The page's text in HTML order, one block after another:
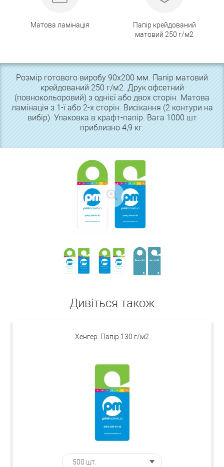
Матова ламінація
Папір крейдований
матовий 250 г/м2
Розмір готового виробу 90х200 мм. Папір матовий
крейдований 250 г/м2. Друк офсетний
(повнокольоровий) з однієї або двох сторін. Матова
ламінація з 1-ї або 2-х сторін. Висікання (2 контури на
вибір). Упаковка в крафт-папір. Вага 1000 шт
приблизно 4,9 кг.
Дивіться також
Хенгер. Папір 130 г/м2